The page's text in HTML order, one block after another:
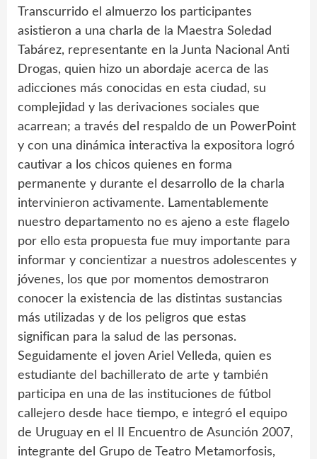
Transcurrido el almuerzo los participantes
asistieron a una charla de la Maestra Soledad
Tabárez, representante en la Junta Nacional Anti
Drogas, quien hizo un abordaje acerca de las
adicciones más conocidas en esta ciudad, su
complejidad y las derivaciones sociales que
acarrean; a través del respaldo de un PowerPoint
y con una dinámica interactiva la expositora logró
cautivar a los chicos quienes en forma
permanente y durante el desarrollo de la charla
intervinieron activamente. Lamentablemente
nuestro departamento no es ajeno a este flagelo
por ello esta propuesta fue muy importante para
informar y concientizar a nuestros adolescentes y
jóvenes, los que por momentos demostraron
conocer la existencia de las distintas sustancias
más utilizadas y de los peligros que estas
significan para la salud de las personas.
Seguidamente el joven Ariel Velleda, quien es
estudiante del bachillerato de arte y también
participa en una de las instituciones de fútbol
callejero desde hace tiempo, e integró el equipo
de Uruguay en el II Encuentro de Asunción 2007,
integrante del Grupo de Teatro Metamorfosis,